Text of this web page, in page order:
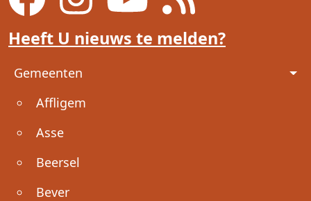
Heeft U nieuws te melden?
Voet
Gemeenten
Affligem
Asse
Beersel
Bever